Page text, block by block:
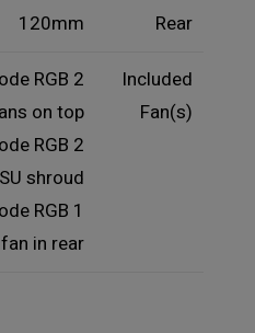
Rear
120mm
Included
Fan(s)
RGB
on top +
RGB
shroud +
RGB
fan in rear